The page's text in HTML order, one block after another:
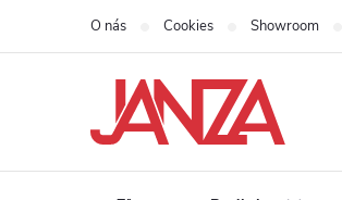
Prejsť na obsah
O nás Cookies Showroom